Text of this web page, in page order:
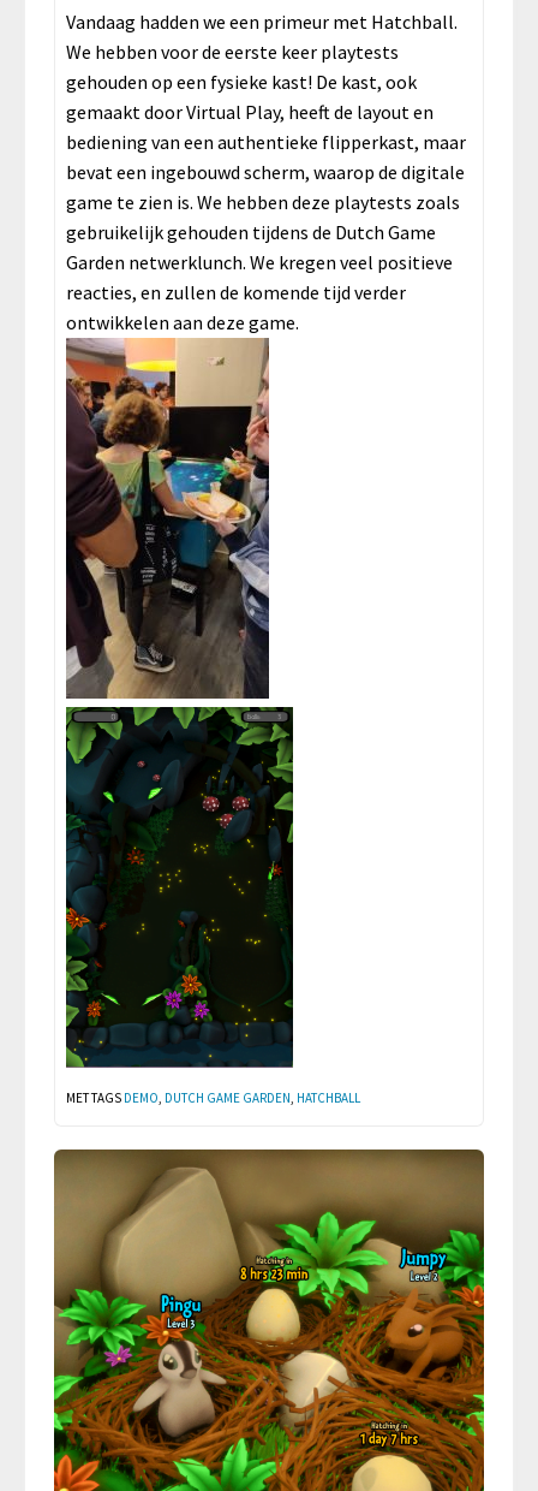
Vandaag hadden we een primeur met Hatchball.
We hebben voor de eerste keer playtests
gehouden op een fysieke kast! De kast, ook
gemaakt door Virtual Play, heeft de layout en
bediening van een authentieke flipperkast, maar
bevat een ingebouwd scherm, waarop de digitale
game te zien is. We hebben deze playtests zoals
gebruikelijk gehouden tijdens de Dutch Game
Garden netwerklunch. We kregen veel positieve
reacties, en zullen de komende tijd verder
ontwikkelen aan deze game.
MET TAGS DEMO, DUTCH GAME GARDEN, HATCHBALL